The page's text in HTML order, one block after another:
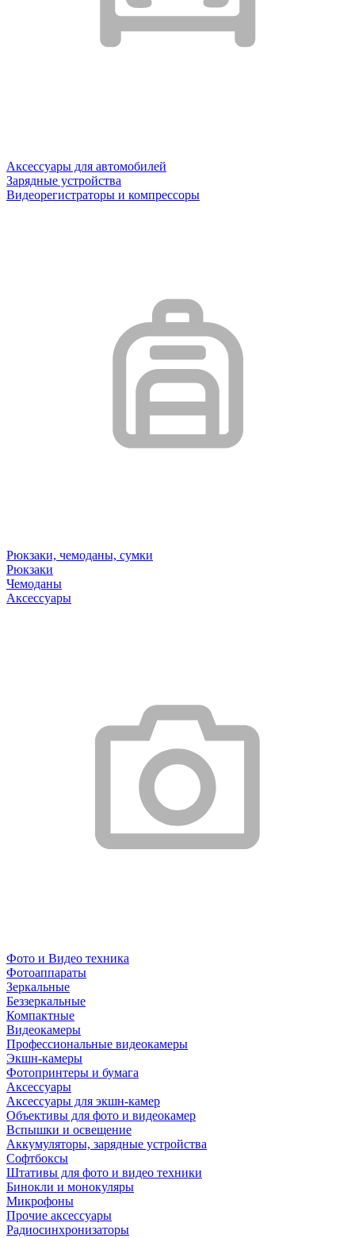
Аксессуары для автомобилей
Зарядные устройства
Видеорегистраторы и компрессоры
Рюкзаки, чемоданы, сумки
Рюкзаки
Чемоданы
Аксессуары
Фото и Видео техника
Фотоаппараты
Зеркальные
Беззеркальные
Компактные
Видеокамеры
Профессиональные видеокамеры
Экшн-камеры
Фотопринтеры и бумага
Аксессуары
Аксессуары для экшн-камер
Объективы для фото и видеокамер
Вспышки и освещение
Аккумуляторы, зарядные устройства
Софтбоксы
Штативы для фото и видео техники
Бинокли и монокуляры
Микрофоны
Прочие аксессуары
Радиосинхронизаторы